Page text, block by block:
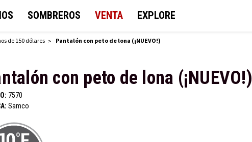
SOMBREROS VENTA EXPLORE
de 150 dólares Pantalón con peto de lona (¡NUEVO!)
con peto de lona (¡NUEVO!)
7570
Samco